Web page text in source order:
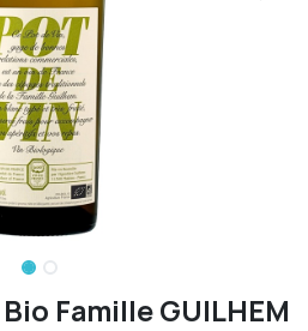
Famille GUILHEM